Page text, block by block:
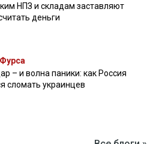
НПЗ и складам заставляют
деньги
– и волна паники: как Россия
сломать украинцев